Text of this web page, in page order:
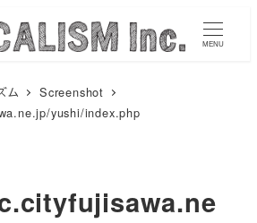
MENU
ム
Screenshot
yushi/index.php